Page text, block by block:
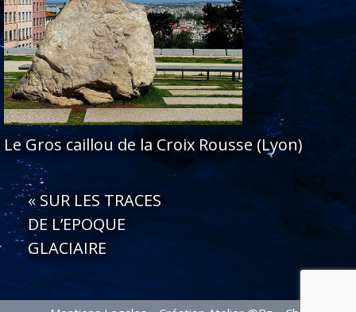
Le Gros caillou de la Croix Rousse (Lyon)
«SUR LES TRACES
DE L’EPOQUE
GLACIAIRE